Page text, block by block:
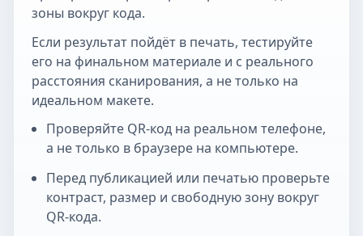
зоны вокруг кода.
Если результат пойдёт в печать, тестируйте
его на финальном материале и с реального
расстояния сканирования, а не только на
идеальном макете.
Проверяйте QR-код на реальном телефоне,
а не только в браузере на компьютере.
Перед публикацией или печатью проверьте
контраст, размер и свободную зону вокруг
QR-кода.